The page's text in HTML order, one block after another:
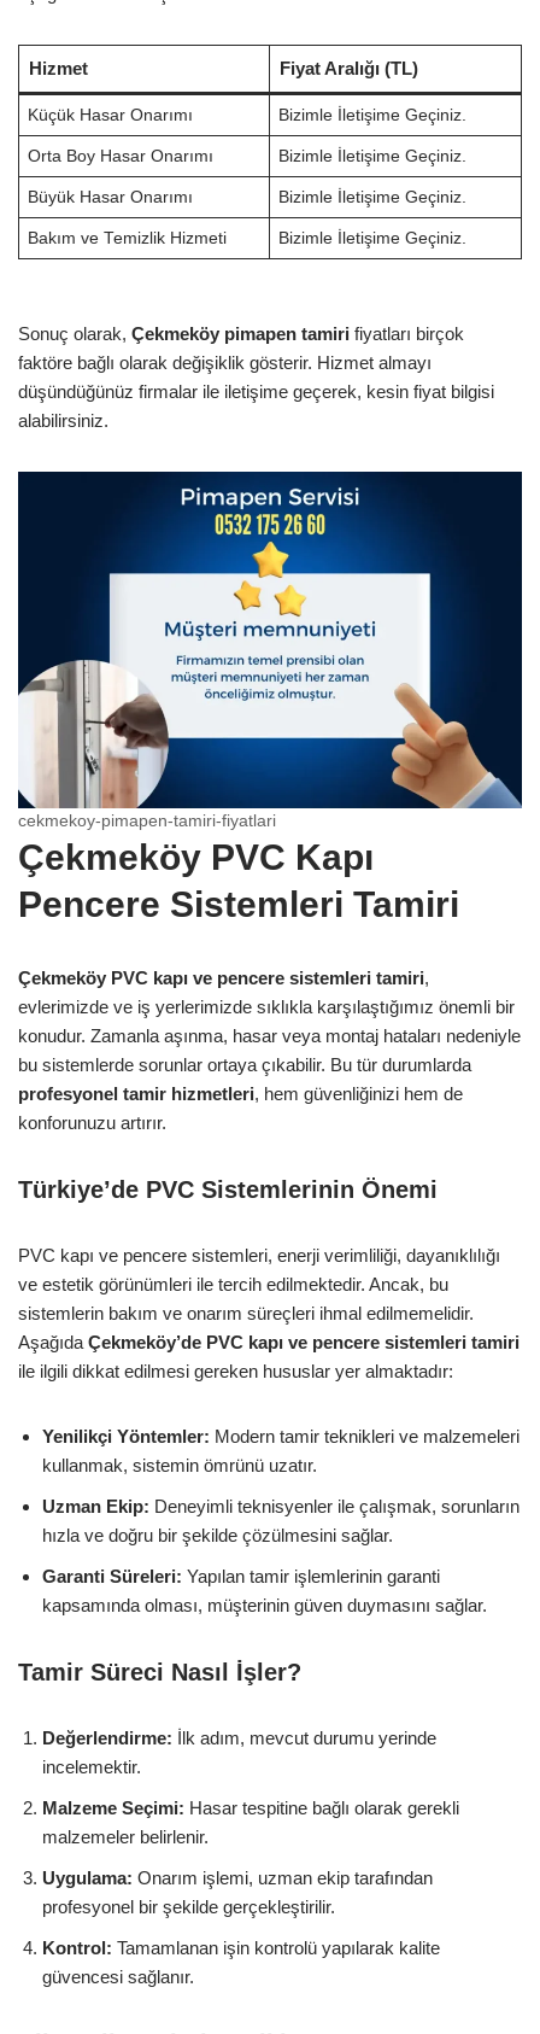
Hizmet Fiyat Aralığı (TL)
Küçük Hasar Onarımı Bizimle İletişime Geçiniz.
Orta Boy Hasar Onarımı Bizimle İletişime Geçiniz.
Büyük Hasar Onarımı Bizimle İletişime Geçiniz.
Bakım ve Temizlik Hizmeti Bizimle İletişime Geçiniz.
Sonuç olarak, Çekmeköy pimapen tamiri fiyatları birçok
faktöre bağlı olarak değişiklik gösterir. Hizmet almayı
düşündüğünüz firmalar ile iletişime geçerek, kesin fiyat bilgisi
alabilirsiniz.
cekmekoy-pimapen-tamiri-fiyatlari
Çekmeköy PVC Kapı
Pencere Sistemleri Tamiri
Çekmeköy PVC kapı ve pencere sistemleri tamiri,
evlerimizde ve iş yerlerimizde sıklıkla karşılaştığımız önemli bir
konudur. Zamanla aşınma, hasar veya montaj hataları nedeniyle
bu sistemlerde sorunlar ortaya çıkabilir. Bu tür durumlarda
profesyonel tamir hizmetleri, hem güvenliğinizi hem de
konforunuzu artırır.
Türkiye’de PVC Sistemlerinin Önemi
PVC kapı ve pencere sistemleri, enerji verimliliği, dayanıklılığı
ve estetik görünümleri ile tercih edilmektedir. Ancak, bu
sistemlerin bakım ve onarım süreçleri ihmal edilmemelidir.
Aşağıda Çekmeköy’de PVC kapı ve pencere sistemleri tamiri
ile ilgili dikkat edilmesi gereken hususlar yer almaktadır:
Yenilikçi Yöntemler: Modern tamir teknikleri ve malzemeleri
kullanmak, sistemin ömrünü uzatır.
Uzman Ekip: Deneyimli teknisyenler ile çalışmak, sorunların
hızla ve doğru bir şekilde çözülmesini sağlar.
Garanti Süreleri: Yapılan tamir işlemlerinin garanti
kapsamında olması, müşterinin güven duymasını sağlar.
Tamir Süreci Nasıl İşler?
Değerlendirme: İlk adım, mevcut durumu yerinde
incelemektir.
Malzeme Seçimi: Hasar tespitine bağlı olarak gerekli
malzemeler belirlenir.
Uygulama: Onarım işlemi, uzman ekip tarafından
profesyonel bir şekilde gerçekleştirilir.
Kontrol: Tamamlanan işin kontrolü yapılarak kalite
güvencesi sağlanır.